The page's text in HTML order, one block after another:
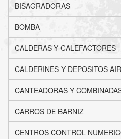
BISAGRADORAS
BOMBA
CALDERAS Y CALEFACTORES
CALDERINES Y DEPOSITOS
CANTEADORAS Y
CARROS DE BARNIZ
CENTROS CONTROL